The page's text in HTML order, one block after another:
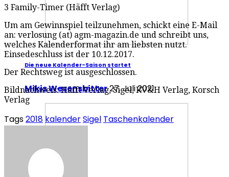
Die neue Kalender-Saison startet
Mikis Wesensbitter27. Juli 2021
3 Family-Timer (Häfft Verlag)
Um am Gewinnspiel teilzunehmen, schickt eine E-Mail
an: verlosung (at) agm-magazin.de und schreibt uns,
welches Kalenderformat ihr am liebsten nutzt.
Einsedeschluss ist der 10.12.2017.
Der Rechtsweg ist ausgeschlossen.
Bildnachweis: Häfft Verlag, Sigel, KV&H Verlag, Korsch
Verlag
Tags2018 kalenderSigel Taschenkalender